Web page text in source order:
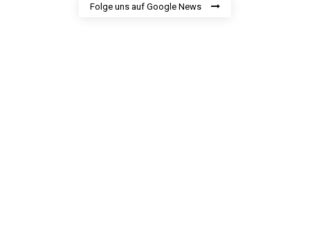
Folge uns auf Google News